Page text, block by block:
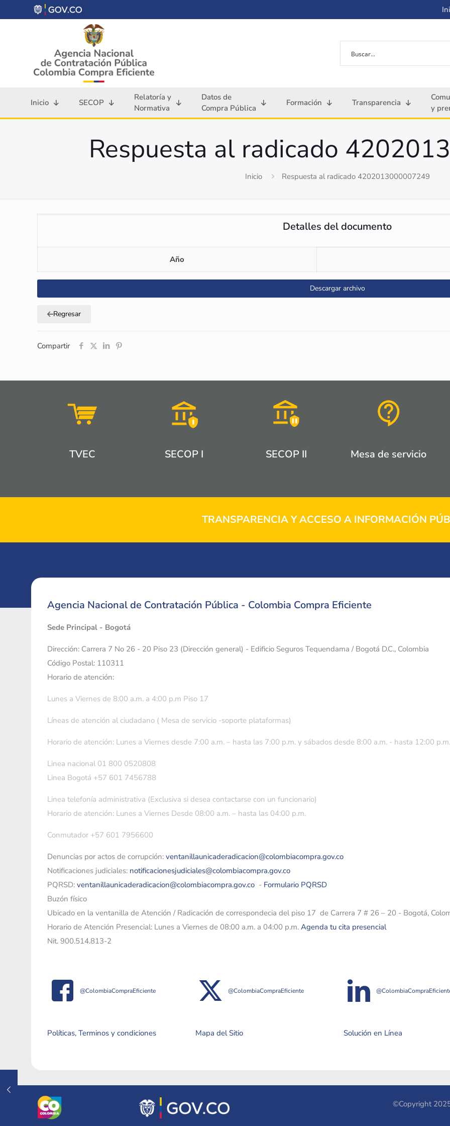
Inicio SECOP
Relatoría y
Normativa
Datos de
Compra Pública
Formación Transparencia
y
Respuesta al radicado
Inicio Respuesta al radicado 4202013000007249
Detalles del documento
Año
Descargar archivo
Regresar
Compartir
TVEC SECOP I SECOP II Mesa de servicio
TRANSPARENCIA Y ACCESO A INFORMACIÓN
Agencia Nacional de Contratación Pública - Colombia Compra Eficiente
Sede Principal - Bogotá
Dirección: Carrera 7 No 26 - 20 Piso 23 (Dirección general) - Edificio Seguros Tequendama / Bogotá D.C., Colombia
Código Postal: 110311
Horario de atención:
Lunes a Viernes de 8:00 a.m. a 4:00 p.m Piso 17
Líneas de atención al ciudadano ( Mesa de servicio -soporte plataformas)
Horario de atención: Lunes a Viernes desde 7:00 a.m. – hasta las 7:00 p.m. y sábados desde 8:00 a.m. - hasta 12:00 p.m.
Linea nacional 01 800 0520808
Linea Bogotá +57 601 7456788
Linea telefonía administrativa (Exclusiva si desea contactarse con un funcionario)
Horario de atención: Lunes a Viernes Desde 08:00 a.m. – hasta las 04:00 p.m.
Conmutador +57 601 7956600
Denuncias por actos de corrupción: ventanillaunicaderadicacion@colombiacompra.gov.co
Notificaciones judiciales: notificacionesjudiciales@colombiacompra.gov.co
PQRSD: ventanillaunicaderadicacion@colombiacompra.gov.co - Formulario PQRSD
Buzón físico
Ubicado en la ventanilla de Atención / Radicación de correspondecia del piso 17 de Carrera 7 # 26 – 20 - Bogotá,
Horario de Atención Presencial: Lunes a Viernes de 08:00 a.m. a 04:00 p.m. Agenda tu cita presencial
Nit. 900.514.813-2
@ColombiaCompraEficiente @ColombiaCompraEficiente
Políticas, Terminos y condiciones Mapa del Sitio Solución en Línea
©Copyright